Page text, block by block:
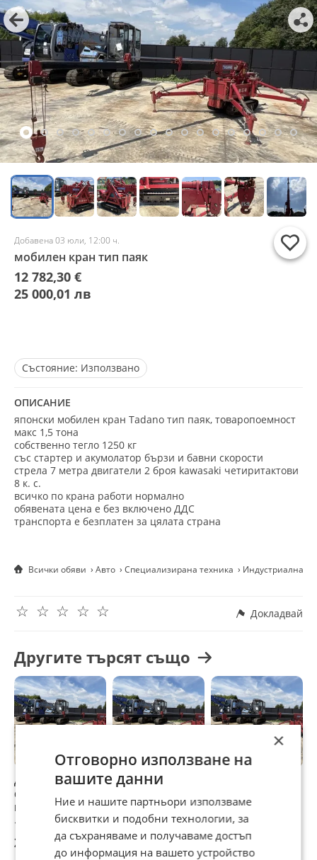
Добавена 03 юли, 12:00 ч.
мобилен кран тип паяк
12 782,30 €
25 000,01 лв
Състояние: Използвано
ОПИСАНИЕ
японски мобилен кран Tadano тип паяк, товаропоемност
макс 1,5 тона
собственно тегло 1250 кг
със стартер и акумолатор бързи и бавни скорости
стрела 7 метра двигатели 2 броя kawasaki четиритактови
8 к. с.
всичко по крана работи нормално
обявената цена е без включено ДДС
транспорта е безплатен за цялата страна
Всички обяви Авто Специализирана техника Индустриална
☆
☆
☆
☆
☆ Докладвай
Другите търсят също
Други
специализирани
машини Kubota
ТИП ПАЯК
12 782,50 €
25 000,40 лв
Кулокранове
ПАЯК
12 782,50 €
25 000,40 лв
паяк
12 500 €
24 447,88 лв
×
Отговорно използване на
вашите данни
Ние и нашите партньори използваме
бисквитки и подобни технологии, за
да съхраняваме и получаваме достъп
до информация на вашето устройство